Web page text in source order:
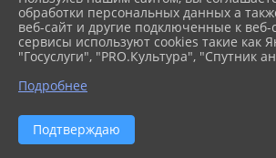
11.12.2022 18:31
РОЖДЕСТВЕНСКИЕ
обработки персональных данных а
веб-сайт и другие подключенные к веб-
сервисы используют cookies такие как
"Госуслуги", "PRO.Культура", "Спутник
Подробнее
Подтверждаю